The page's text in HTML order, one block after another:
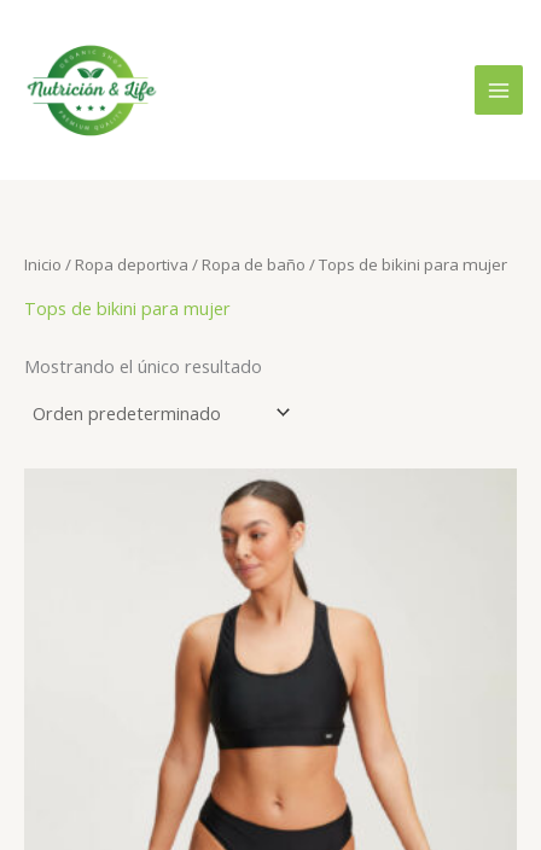
contenido
s
o
Inicio / Ropa deportiva / Ropa de baño / Tops de bikini para mujer
Tops de bikini para mujer
Mostrando el único resultado